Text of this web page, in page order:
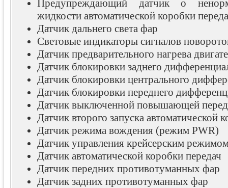
Предупреждающий датчик о
жидкости автоматической коробки
Датчик дальнего света фар
Световые индикаторы сигналов
Датчик предварительного нагрева
Датчик блокировки заднего
Датчик блокировки центрального
Датчик блокировки переднего
Датчик выключенной повышающей
Датчик второго запуска автоматической
Датчик режима вождения (режим PWR)
Датчик управления крейсерским
Датчик автоматической коробки передач
Датчик передних противотуманных фар
Датчик задних противотуманных фар